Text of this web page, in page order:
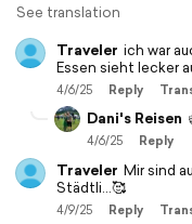
See translation
Traveler ich war
Essen sieht lecker
4/6/25 Reply
Dani's Reisen
4/6/25 Reply
Traveler Mir sind
Städtli...🥰
4/9/25 Reply